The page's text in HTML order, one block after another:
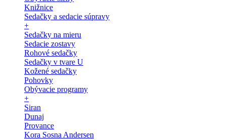
Knižnice
Sedačky a sedacie súpravy
+
Sedačky na mieru
Sedacie zostavy
Rohové sedačky
Sedačky v tvare U
Kožené sedačky
Pohovky
Obývacie programy
+
Siran
Dunaj
Provance
Kora Sosna Andersen